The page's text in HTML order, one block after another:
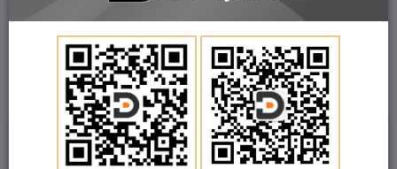
文字广告火爆招租
文字广告火爆招租 文字广告火爆招租
付费项目 中创网 正文
（9711期）抽象艺术号掘金3.0，一天半小时 ，蓝
海项目， 互联网小白轻松上手，轻松…